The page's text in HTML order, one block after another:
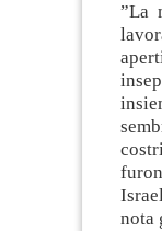
”La
nota